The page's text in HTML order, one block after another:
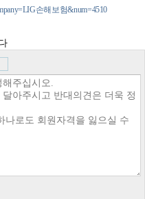
손해보험&num=4510